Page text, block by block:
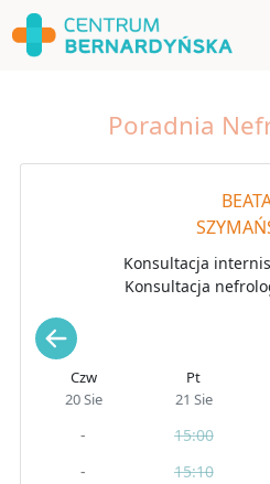
Poradnia
Konsultacja
Konsultacja
Czw
20 Sie
-
-
Pt
21 Sie
15:00
15:10